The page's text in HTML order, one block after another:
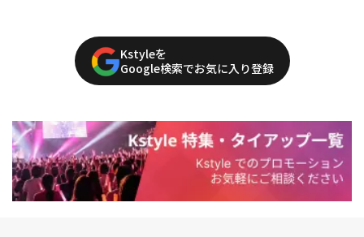
Kstyleを
Google検索でお気に入り登録